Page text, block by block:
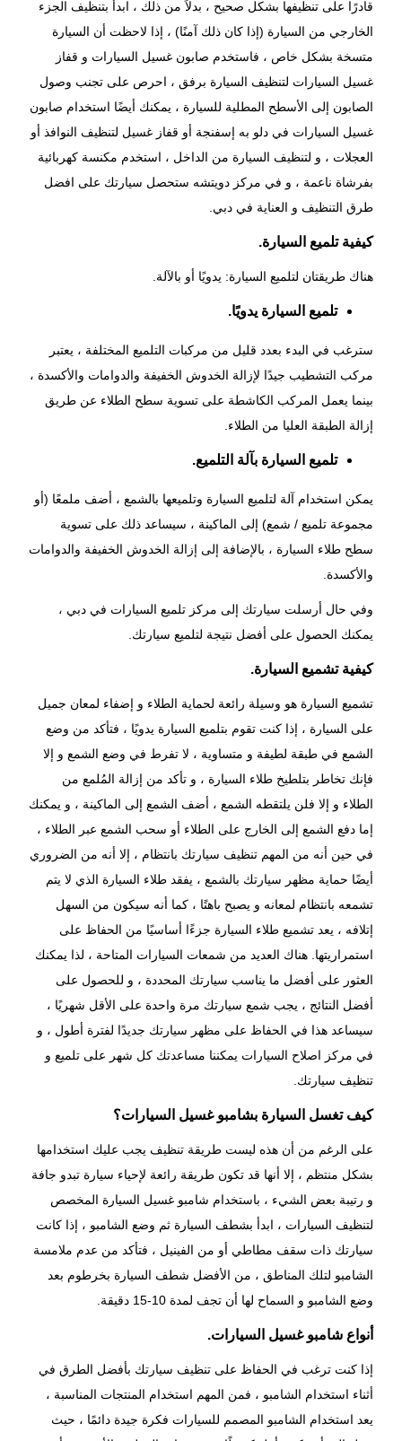
قادرًا على تنظيفها بشكل صحيح ، بدلاً من ذلك ، ابدأ بتنظيف الجزء
الخارجي من السيارة (إذا كان ذلك آمنًا) ، إذا لاحظت أن السيارة
متسخة بشكل خاص ، فاستخدم صابون غسيل السيارات و قفاز
غسيل السيارات لتنظيف السيارة برفق ، احرص على تجنب وصول
الصابون إلى الأسطح المطلية للسيارة ، يمكنك أيضًا استخدام صابون
غسيل السيارات في دلو به إسفنجة أو قفاز غسيل لتنظيف النوافذ أو
العجلات ، و لتنظيف السيارة من الداخل ، استخدم مكنسة كهربائية
بفرشاة ناعمة ، و في مركز دويتشه ستحصل سيارتك على افضل
طرق التنظيف و العناية في دبي.
كيفية تلميع السيارة.
هناك طريقتان لتلميع السيارة: يدويًا أو بالآلة.
تلميع السيارة يدويًا.
سترغب في البدء بعدد قليل من مركبات التلميع المختلفة ، يعتبر
مركب التشطيب جيدًا لإزالة الخدوش الخفيفة والدوامات والأكسدة ،
بينما يعمل المركب الكاشطة على تسوية سطح الطلاء عن طريق
إزالة الطبقة العليا من الطلاء.
تلميع السيارة بآلة التلميع.
يمكن استخدام آلة لتلميع السيارة وتلميعها بالشمع ، أضف ملمعًا (أو
مجموعة تلميع / شمع) إلى الماكينة ، سيساعد ذلك على تسوية
سطح طلاء السيارة ، بالإضافة إلى إزالة الخدوش الخفيفة والدوامات
والأكسدة.
وفي حال أرسلت سيارتك إلى مركز تلميع السيارات في دبي ،
يمكنك الحصول على أفضل نتيجة لتلميع سيارتك
كيفية تشميع السيارة.
تشميع السيارة هو وسيلة رائعة لحماية الطلاء و إضفاء لمعان جميل
على السيارة ، إذا كنت تقوم بتلميع السيارة يدويًا ، فتأكد من وضع
الشمع في طبقة لطيفة و متساوية ، لا تفرط في وضع الشمع و إلا
فإنك تخاطر بتلطيخ طلاء السيارة ، و تأكد من إزالة المُلمع من
الطلاء و إلا فلن يلتقطه الشمع ، أضف الشمع إلى الماكينة ، و يمكنك
إما دفع الشمع إلى الخارج على الطلاء أو سحب الشمع عبر الطلاء ،
في حين أنه من المهم تنظيف سيارتك بانتظام ، إلا أنه من الضروري
أيضًا حماية مظهر سيارتك بالشمع ، يفقد طلاء السيارة الذي لا يتم
تشمعه بانتظام لمعانه و يصبح باهتًا ، كما أنه سيكون من السهل
إتلافه ، يعد تشميع طلاء السيارة جزءًا أساسيًا من الحفاظ على
استمراريتها. هناك العديد من شمعات السيارات المتاحة ، لذا يمكنك
العثور على أفضل ما يناسب سيارتك المحددة ، و للحصول على
أفضل النتائج ، يجب شمع سيارتك مرة واحدة على الأقل شهريًا ،
سيساعد هذا في الحفاظ على مظهر سيارتك جديدًا لفترة أطول ، و
في مركز اصلاح السيارات يمكننا مساعدتك كل شهر على تلميع و
تنظيف سيارتك.
كيف تغسل السيارة بشامبو غسيل السيارات؟
على الرغم من أن هذه ليست طريقة تنظيف يجب عليك استخدامها
بشكل منتظم ، إلا أنها قد تكون طريقة رائعة لإحياء سيارة تبدو جافة
و رتيبة بعض الشيء ، باستخدام شامبو غسيل السيارة المخصص
لتنظيف السيارات ، ابدأ بشطف السيارة ثم وضع الشامبو ، إذا كانت
سيارتك ذات سقف مطاطي أو من الفينيل ، فتأكد من عدم ملامسة
الشامبو لتلك المناطق ، من الأفضل شطف السيارة بخرطوم بعد
وضع الشامبو و السماح لها أن تجف لمدة 10-15 دقيقة.
أنواع شامبو غسيل السيارات.
إذا كنت ترغب في الحفاظ على تنظيف سيارتك بأفضل الطرق في
أثناء استخدام الشامبو ، فمن المهم استخدام المنتجات المناسبة ،
يعد استخدام الشامبو المصمم للسيارات فكرة جيدة دائمًا ، حيث